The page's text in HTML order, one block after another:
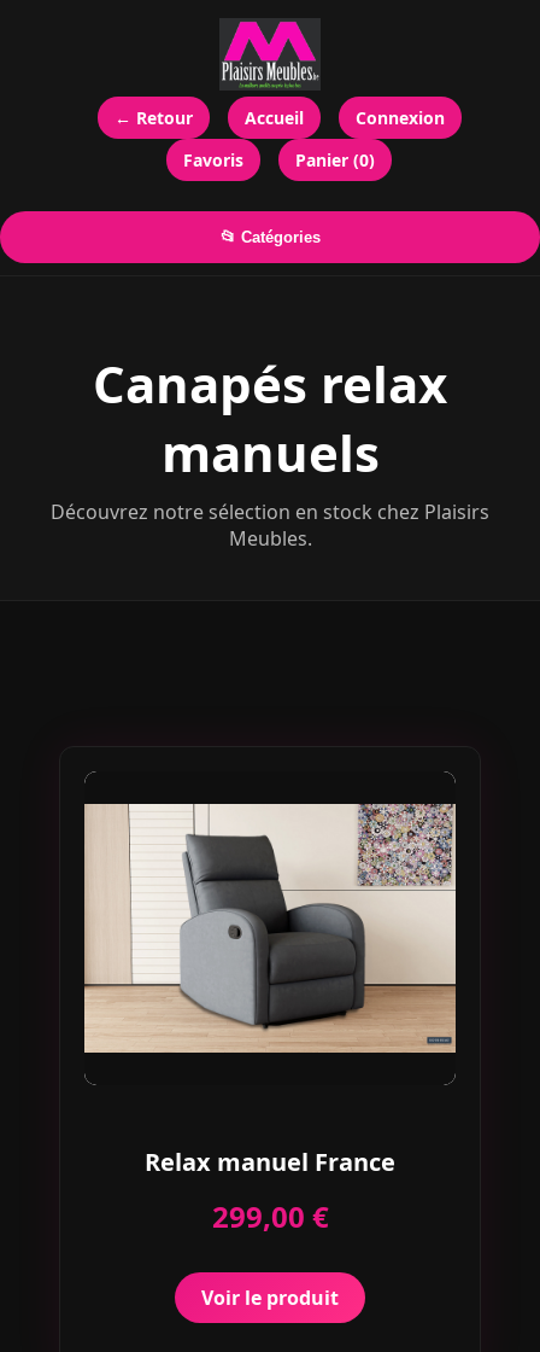
← Retour Accueil
Connexion
Favoris
Panier (0)
📂 Catégories
Canapés relax
manuels
Découvrez notre sélection en stock chez Plaisirs
Meubles.
Relax manuel France
299,00 €
Voir le produit